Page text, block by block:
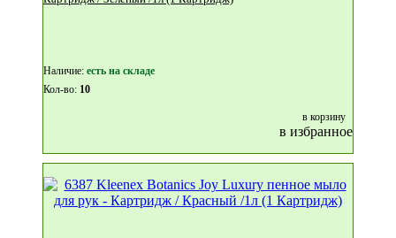
Наличие: eсть на складе
Кол-во: 10
в корзину
в избранное